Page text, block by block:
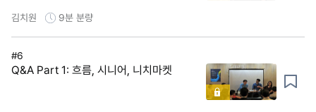
김치원 9분 분량
#6
Q&A Part 1: 흐름, 시니어, 니치마켓